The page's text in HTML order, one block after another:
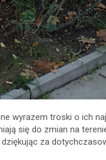
wyrazem troski o ich
się do zmian na
dziękując za